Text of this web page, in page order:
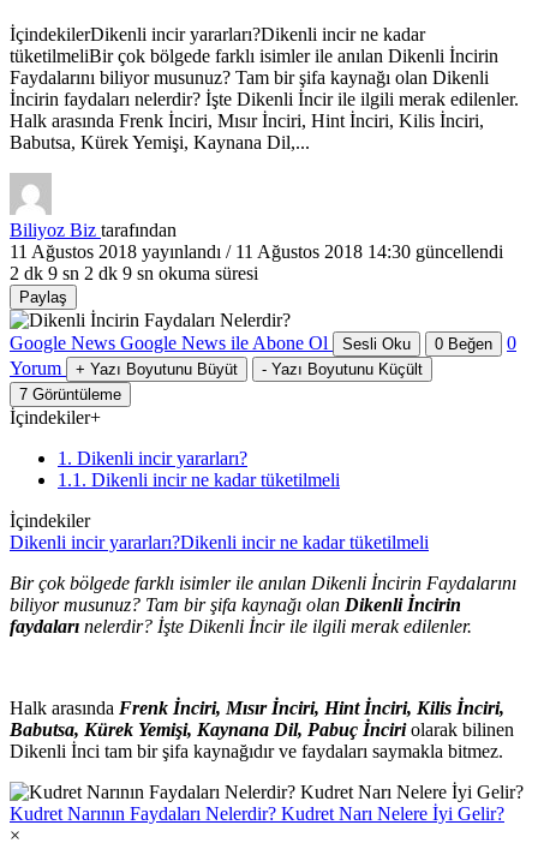
İçindekilerDikenli incir yararları?Dikenli incir ne kadar
tüketilmeliBir çok bölgede farklı isimler ile anılan Dikenli İncirin
Faydalarını biliyor musunuz? Tam bir şifa kaynağı olan Dikenli
İncirin faydaları nelerdir? İşte Dikenli İncir ile ilgili merak edilenler.
Halk arasında Frenk İnciri, Mısır İnciri, Hint İnciri, Kilis İnciri,
Babutsa, Kürek Yemişi, Kaynana Dil,...
Biliyoz Biz tarafından
11 Ağustos 2018 yayınlandı / 11 Ağustos 2018 14:30 güncellendi
2 dk 9 sn 2 dk 9 sn okuma süresi
Paylaş
Google News Google News ile Abone Ol Sesli Oku 0 Beğen
0
Yorum
+ Yazı Boyutunu Büyüt - Yazı Boyutunu Küçült
7 Görüntüleme
İçindekiler+
1. Dikenli incir yararları?
1.1. Dikenli incir ne kadar tüketilmeli
İçindekiler
Dikenli incir yararları?Dikenli incir ne kadar tüketilmeli
Bir çok bölgede farklı isimler ile anılan Dikenli İncirin Faydalarını
biliyor musunuz? Tam bir şifa kaynağı olan Dikenli İncirin
faydaları nelerdir? İşte Dikenli İncir ile ilgili merak edilenler.
Halk arasında Frenk İnciri, Mısır İnciri, Hint İnciri, Kilis İnciri,
Babutsa, Kürek Yemişi, Kaynana Dil, Pabuç İnciri olarak bilinen
Dikenli İnci tam bir şifa kaynağıdır ve faydaları saymakla bitmez.
Kudret Narının Faydaları Nelerdir? Kudret Narı Nelere İyi Gelir?
×